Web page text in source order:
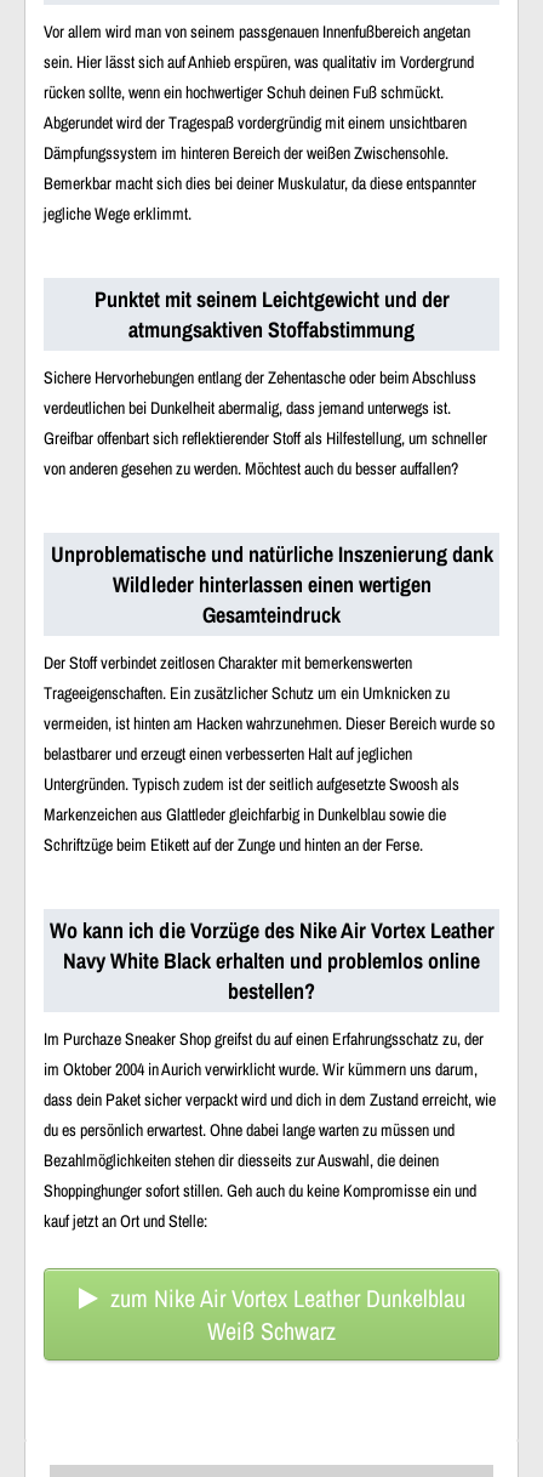
Vor allem wird man von seinem passgenauen Innenfußbereich angetan
sein. Hier lässt sich auf Anhieb erspüren, was qualitativ im Vordergrund
rücken sollte, wenn ein hochwertiger Schuh deinen Fuß schmückt.
Abgerundet wird der Tragespaß vordergründig mit einem unsichtbaren
Dämpfungssystem im hinteren Bereich der weißen Zwischensohle.
Bemerkbar macht sich dies bei deiner Muskulatur, da diese entspannter
jegliche Wege erklimmt.
Punktet mit seinem Leichtgewicht und der
atmungsaktiven Stoffabstimmung
Sichere Hervorhebungen entlang der Zehentasche oder beim Abschluss
verdeutlichen bei Dunkelheit abermalig, dass jemand unterwegs ist.
Greifbar offenbart sich reflektierender Stoff als Hilfestellung, um schneller
von anderen gesehen zu werden. Möchtest auch du besser auffallen?
Unproblematische und natürliche Inszenierung dank
Wildleder hinterlassen einen wertigen
Gesamteindruck
Der Stoff verbindet zeitlosen Charakter mit bemerkenswerten
Trageeigenschaften. Ein zusätzlicher Schutz um ein Umknicken zu
vermeiden, ist hinten am Hacken wahrzunehmen. Dieser Bereich wurde so
belastbarer und erzeugt einen verbesserten Halt auf jeglichen
Untergründen. Typisch zudem ist der seitlich aufgesetzte Swoosh als
Markenzeichen aus Glattleder gleichfarbig in Dunkelblau sowie die
Schriftzüge beim Etikett auf der Zunge und hinten an der Ferse.
Wo kann ich die Vorzüge des Nike Air Vortex Leather
Navy White Black erhalten und problemlos online
bestellen?
Im Purchaze Sneaker Shop greifst du auf einen Erfahrungsschatz zu, der
im Oktober 2004 in Aurich verwirklicht wurde. Wir kümmern uns darum,
dass dein Paket sicher verpackt wird und dich in dem Zustand erreicht, wie
du es persönlich erwartest. Ohne dabei lange warten zu müssen und
Bezahlmöglichkeiten stehen dir diesseits zur Auswahl, die deinen
Shoppinghunger sofort stillen. Geh auch du keine Kompromisse ein und
kauf jetzt an Ort und Stelle:
zum Nike Air Vortex Leather Dunkelblau
Weiß Schwarz